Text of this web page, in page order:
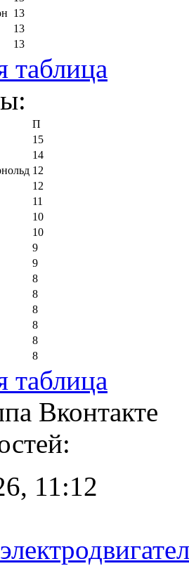
13
13
13
таблица
П
15
14
12
12
11
10
10
9
9
8
8
8
8
8
8
таблица
Вконтакте
11:12